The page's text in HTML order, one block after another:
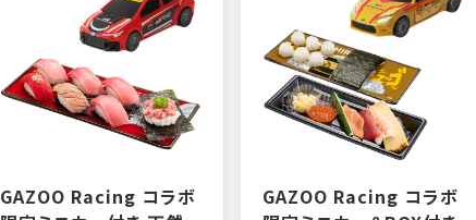
GAZOO Racing コラボ
GAZOO Racing コラボ